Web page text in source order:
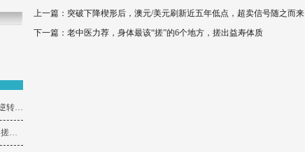
《从肝论治糖尿病》新书发布会暨三级逆转专题论坛在山东泰安成功举办_理论_杨波
老中医力荐，身体最该“搓”的6个地方，搓出益寿体质
上一篇： 突破下降楔形后，澳元/美元刷新近五年低点，超卖信号随之而来
下一篇： 老中医力荐，身体最该“搓”的6个地方，搓出益寿体质